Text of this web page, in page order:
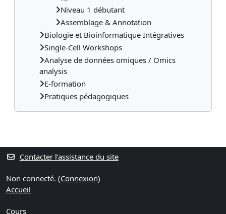
Niveau 1 débutant
Assemblage & Annotation
Biologie et Bioinformatique Intégratives
Single-Cell Workshops
Analyse de données omiques / Omics
analysis
E-formation
Pratiques pédagogiques
Contacter l’assistance du site
Non connecté. (Connexion)
Accueil
Cours